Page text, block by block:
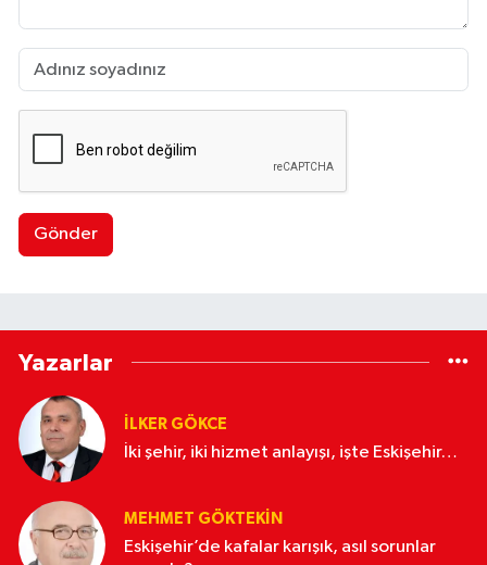
Gönder
Yazarlar
İLKER GÖKCE
İki şehir, iki hizmet anlayışı, işte Eskişehir…
MEHMET GÖKTEKIN
Eskişehir’de kafalar karışık, asıl sorunlar